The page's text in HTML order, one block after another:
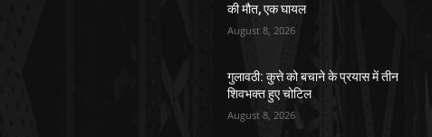
की मौत, एक घायल
August 8, 2026
गुलावठी: कुत्ते को बचाने के प्रयास में तीन
शिवभक्त हुए चोटिल
August 8, 2026